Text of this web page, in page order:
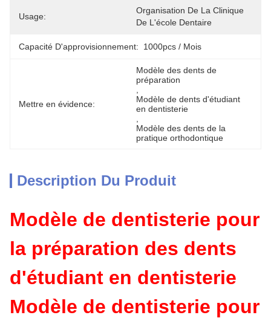
Usage:
Organisation De La Clinique
De L'école Dentaire
Capacité D'approvisionnement: 1000pcs / Mois
Mettre en évidence:
Modèle des dents de
préparation
Modèle de dents d'étudiant
en dentisterie
Modèle des dents de la
pratique orthodontique
Description Du Produit
Modèle de dentisterie pour
la préparation des dents
d'étudiant en dentisterie
Modèle de dentisterie pour